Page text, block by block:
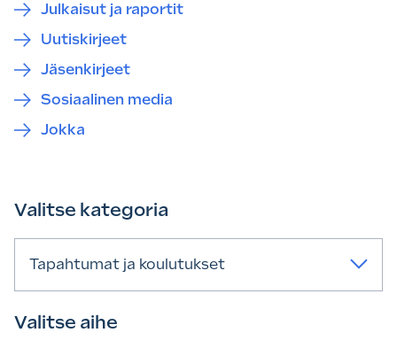
Julkaisut ja raportit
Uutiskirjeet
Jäsenkirjeet
Sosiaalinen media
Jokka
Valitse kategoria
Tapahtumat ja koulutukset
Valitse aihe